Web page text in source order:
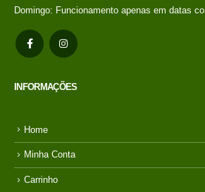
Domingo: Funcionamento apenas em datas
INFORMAÇÕES
Home
Minha Conta
Carrinho